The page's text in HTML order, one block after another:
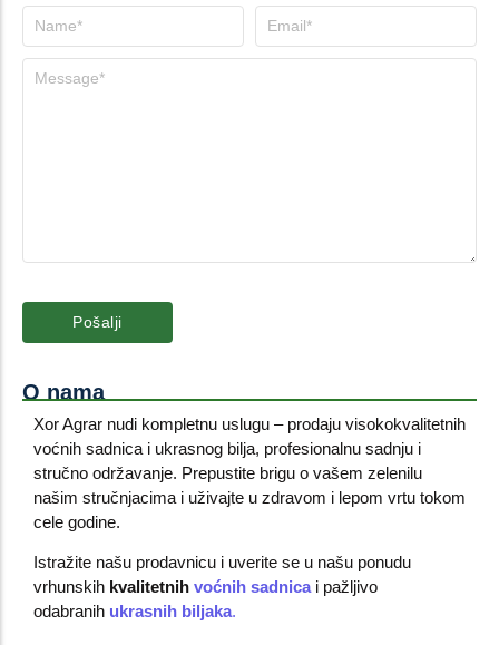
O nama
Xor Agrar nudi kompletnu uslugu – prodaju visokokvalitetnih
voćnih sadnica i ukrasnog bilja, profesionalnu sadnju i
stručno održavanje. Prepustite brigu o vašem zelenilu
našim stručnjacima i uživajte u zdravom i lepom vrtu tokom
cele godine.
Istražite našu prodavnicu i uverite se u našu ponudu
vrhunskih kvalitetnih voćnih sadnicai pažljivo
odabranih ukrasnih biljaka.